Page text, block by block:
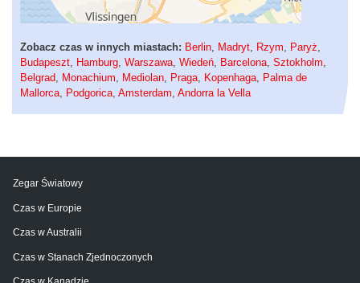
Zobacz czas w innych miastach: Berlin Madryt Rzym Paryż
Budapeszt
Hamburg Warszawa Wiedeń Barcelona Sztokholm
Belgrad
Monachium Mediolan Praga Kopenhaga
Palma de
Mallorca
Podgorica Amsterdam Andorra la Vella
Zegar Światowy
Czas w Europie
Czas w Australii
Czas w Stanach Zjednoczonych